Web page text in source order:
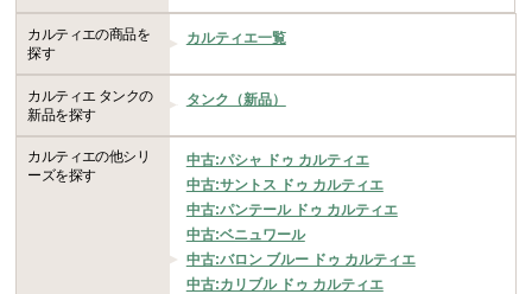
カルティエの商品を
探す
カルティエ一覧
カルティエ タンクの
新品を探す
タンク（新品）
カルティエの他シリ
ーズを探す
中古:パシャ ドゥ カルティエ
中古:サントス ドゥ カルティエ
中古:パンテール ドゥ カルティエ
中古:ベニュワール
中古:バロン ブルー ドゥ カルティエ
中古:カリブル ドゥ カルティエ